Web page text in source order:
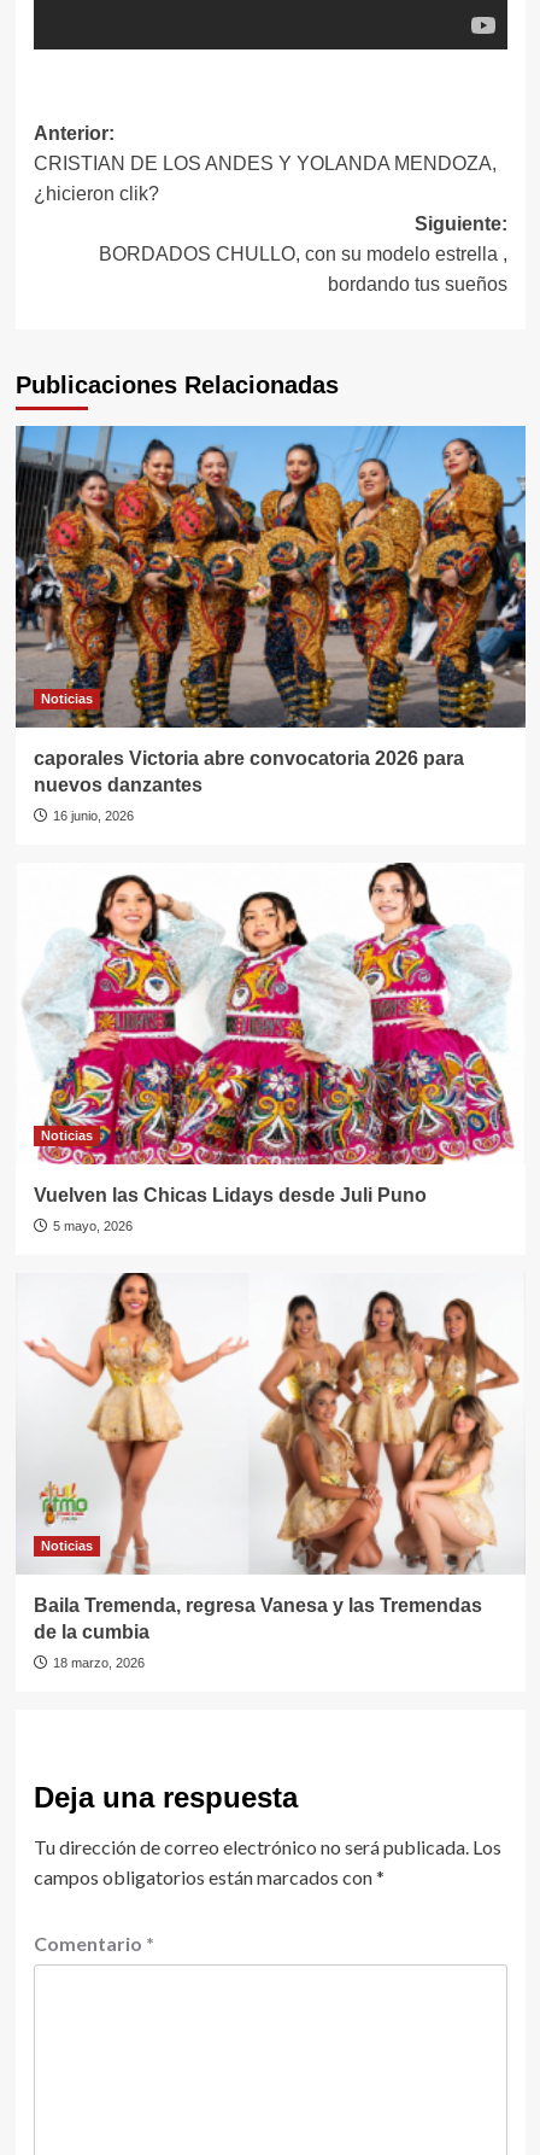
Navegación
de
entradas
Anterior:
CRISTIAN DE LOS ANDES Y YOLANDA MENDOZA,
¿hicieron clik?
Siguiente:
BORDADOS CHULLO, con su modelo estrella ,
bordando tus sueños
Publicaciones Relacionadas
Noticias
caporales Victoria abre convocatoria 2026 para
nuevos danzantes
16 junio, 2026
Noticias
Vuelven las Chicas Lidays desde Juli Puno
5 mayo, 2026
Noticias
Baila Tremenda, regresa Vanesa y las Tremendas
de la cumbia
18 marzo, 2026
Deja una respuesta
Tu dirección de correo electrónico no será publicada. Los
campos obligatorios están marcados con*
Comentario *